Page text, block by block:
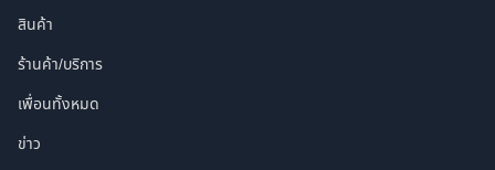
สินค้า
ร้านค้า/บริการ
เพื่อนทั้งหมด
ข่าว